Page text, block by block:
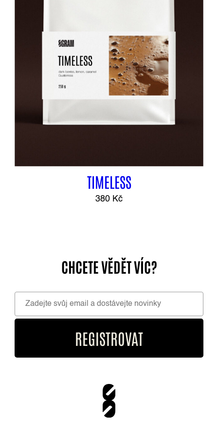
TIMELESS
380 Kč
CHCETE VĚDĚT VÍC?